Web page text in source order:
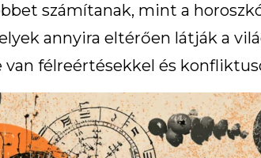
számítanak, mint a
annyira eltérően látják a
félreértésekkel és